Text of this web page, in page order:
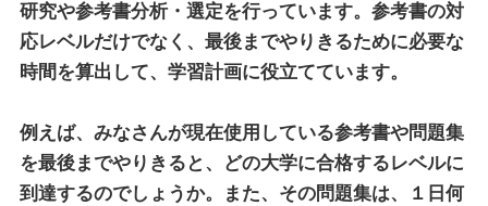
研究や参考書分析・選定を行っています。参考書の対
応レベルだけでなく、最後までやりきるために必要な
時間を算出して、学習計画に役立てています。
例えば、みなさんが現在使用している参考書や問題集
を最後までやりきると、どの大学に合格するレベルに
到達するのでしょうか。また、その問題集は、１日何